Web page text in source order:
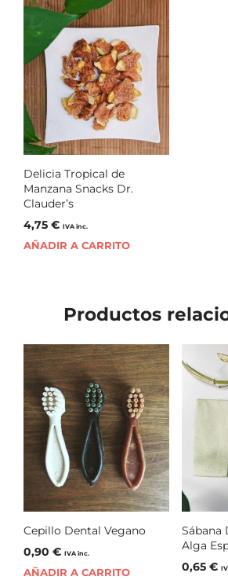
Delicia Tropical de
Manzana Snacks Dr.
Clauder’s
4,75 € IVA inc.
AÑADIR A CARRITO
Productos
Cepillo Dental Vegano
0,90 € IVA inc.
AÑADIR A CARRITO
Sábana
Alga
0,65 €